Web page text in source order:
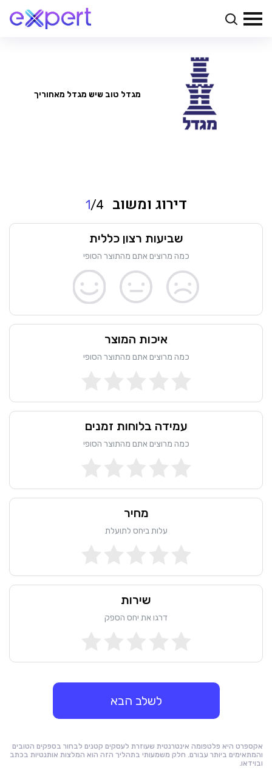
מגדל טוב שיש מגדל מאחוריך
דירוג ומשוב 1/4
שביעות רצון כללית
כמה מרוצים אתם מהתוצר הסופי
איכות המוצר
כמה מרוצים אתם מהתוצר הסופי
עמידה בלוחות זמנים
כמה מרוצים אתם מהתוצר הסופי
מחיר
עלות ביחס לתועלת
שירות
דרגו את יחס הספק
לשלב הבא
אקספרט היא פלטפומה אינטרנטית שעוזרת לעסקים קטנים לבחור בספקים הטובים
והמתאימים ביותר עבורם. חלק משמעותי בתהליך הזה הוא המלצות אותנטיות בכתב
ובוידאו.